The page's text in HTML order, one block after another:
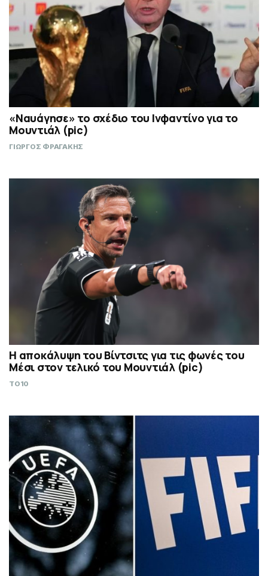
«Ναυάγησε» το σχέδιο του Ινφαντίνο για το
Μουντιάλ (pic)
ΓΙΩΡΓΟΣ ΦΡΑΓΑΚΗΣ
Η αποκάλυψη του Βίντσιτς για τις φωνές του
Μέσι στον τελικό του Μουντιάλ (pic)
TO10